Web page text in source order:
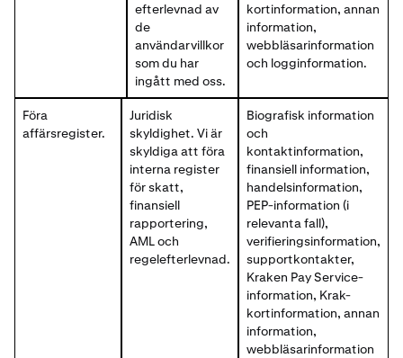
efterlevnad av
de
användarvillkor
som du har
ingått med oss.
kortinformation, annan
information,
webbläsarinformation
och logginformation.
Föra
affärsregister.
Juridisk
skyldighet. Vi är
skyldiga att föra
interna register
för skatt,
finansiell
rapportering,
AML och
regelefterlevnad.
Biografisk information
och
kontaktinformation,
finansiell information,
handelsinformation,
PEP-information (i
relevanta fall),
verifieringsinformation,
supportkontakter,
Kraken Pay Service-
information, Krak-
kortinformation, annan
information,
webbläsarinformation